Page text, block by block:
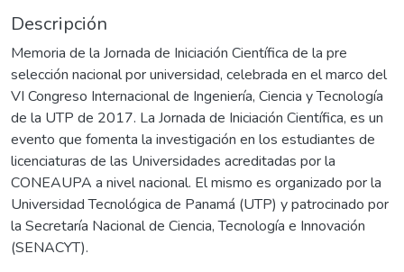
Descripción
Memoria de la Jornada de Iniciación Científica de la pre
selección nacional por universidad, celebrada en el marco del
VI Congreso Internacional de Ingeniería, Ciencia y Tecnología
de la UTP de 2017. La Jornada de Iniciación Científica, es un
evento que fomenta la investigación en los estudiantes de
licenciaturas de las Universidades acreditadas por la
CONEAUPA a nivel nacional. El mismo es organizado por la
Universidad Tecnológica de Panamá (UTP) y patrocinado por
la Secretaría Nacional de Ciencia, Tecnología e Innovación
(SENACYT).